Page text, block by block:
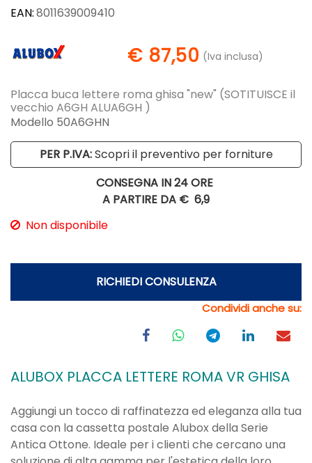
EAN:8011639009410
€ 87,50 (Iva inclusa)
Placca buca lettere roma ghisa "new" (SOTITUISCE il
vecchio A6GH ALUA6GH )
Modello 50A6GHN
PER P.IVA:Scopri il preventivo per forniture
CONSEGNA IN 24 ORE
A PARTIRE DA € 6,9
Non disponibile
RICHIEDI CONSULENZA
Condividi anche su:
ALUBOX PLACCA LETTERE ROMA VR GHISA
Aggiungi un tocco di raffinatezza ed eleganza alla tua
casa con la cassetta postale Alubox della Serie
Antica Ottone. Ideale per i clienti che cercano una